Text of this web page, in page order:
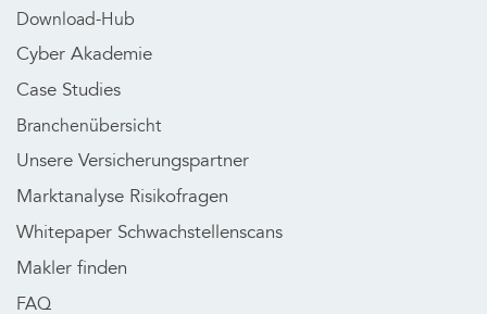
Download-Hub
Cyber Akademie
Case Studies
Branchenübersicht
Unsere Versicherungspartner
Marktanalyse Risikofragen
Whitepaper Schwachstellenscans
Makler finden
FAQ